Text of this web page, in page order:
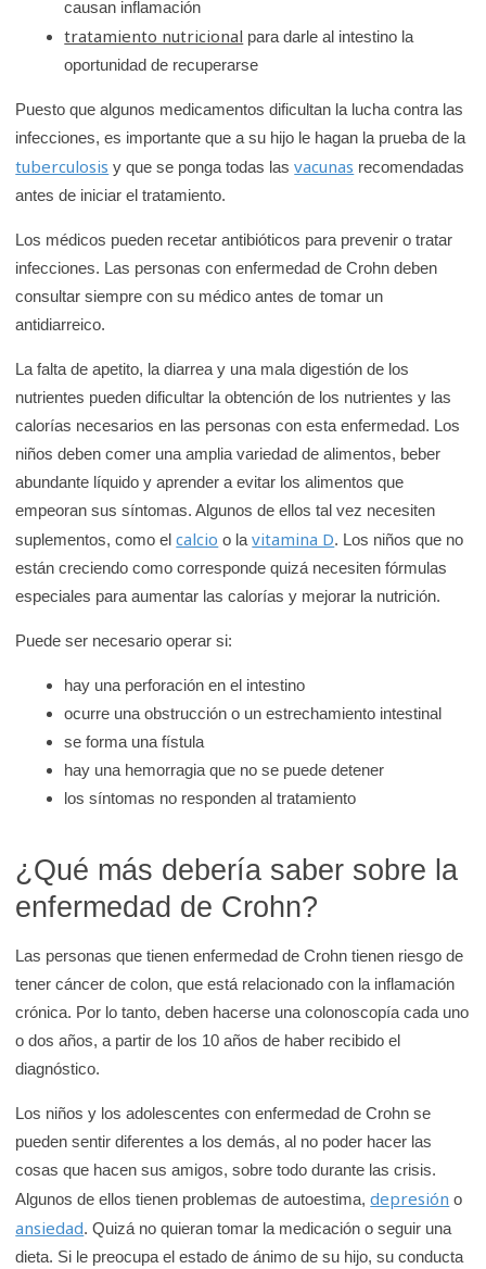
causan inflamación
tratamiento nutricional para darle al intestino la
oportunidad de recuperarse
Puesto que algunos medicamentos dificultan la lucha contra las
infecciones, es importante que a su hijo le hagan la prueba de la
tuberculosis y que se ponga todas lasvacunas recomendadas
antes de iniciar el tratamiento.
Los médicos pueden recetar antibióticos para prevenir o tratar
infecciones. Las personas con enfermedad de Crohn deben
consultar siempre con su médico antes de tomar un
antidiarreico.
La falta de apetito, la diarrea y una mala digestión de los
nutrientes pueden dificultar la obtención de los nutrientes y las
calorías necesarios en las personas con esta enfermedad. Los
niños deben comer una amplia variedad de alimentos, beber
abundante líquido y aprender a evitar los alimentos que
empeoran sus síntomas. Algunos de ellos tal vez necesiten
suplementos, como elcalcio o lavitamina D. Los niños que no
están creciendo como corresponde quizá necesiten fórmulas
especiales para aumentar las calorías y mejorar la nutrición.
Puede ser necesario operar si:
hay una perforación en el intestino
ocurre una obstrucción o un estrechamiento intestinal
se forma una fístula
hay una hemorragia que no se puede detener
los síntomas no responden al tratamiento
¿Qué más debería saber sobre la
enfermedad de Crohn?
Las personas que tienen enfermedad de Crohn tienen riesgo de
tener cáncer de colon, que está relacionado con la inflamación
crónica. Por lo tanto, deben hacerse una colonoscopía cada uno
o dos años, a partir de los 10 años de haber recibido el
diagnóstico.
Los niños y los adolescentes con enfermedad de Crohn se
pueden sentir diferentes a los demás, al no poder hacer las
cosas que hacen sus amigos, sobre todo durante las crisis.
Algunos de ellos tienen problemas de autoestima,depresión o
ansiedad. Quizá no quieran tomar la medicación o seguir una
dieta. Si le preocupa el estado de ánimo de su hijo, su conducta